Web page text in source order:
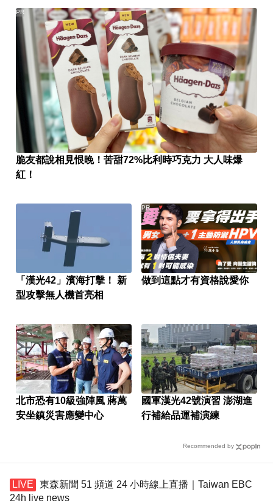
脆友都說相見恨晚！苦甜72%比利時巧克力 大人味爆
紅！
PR
「漢光42」濱海打擊！ 新
型攻擊無人機首亮相
做到這點才有資格說愛你
PR
北市恐有10級強陣風 蔣萬
安坐鎮災害應變中心
國軍漢光42號演習 澎湖進
行補給品運補演練
Recommended by
東森新聞 51 頻道 24 小時線上直播｜Taiwan EBC
24h live news